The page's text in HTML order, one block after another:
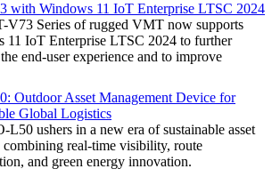
with Windows 11 IoT Enterprise LTSC 2024
V73 Series of rugged VMT now supports
11 IoT Enterprise LTSC 2024 to further
end-user experience and to improve
Outdoor Asset Management Device for
Global Logistics
L50 ushers in a new era of sustainable asset
combining real-time visibility, route
and green energy innovation.